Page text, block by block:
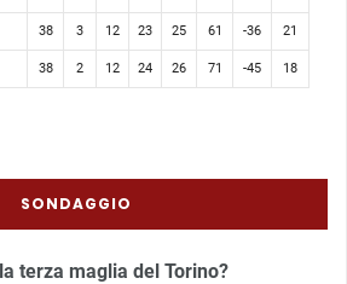
38 3 12 23 25 61 -36 21
38 2 12 24 26 71 -45 18
SONDAGGIO
terza maglia del Torino?